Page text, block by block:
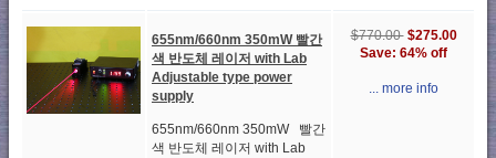
655nm/660nm 350mW 빨간
색 반도체 레이저 with Lab
Adjustable type power
supply
655nm/660nm 350mW 빨간
색 반도체 레이저 with Lab
$770.00 $275.00
Save: 64% off
... more info